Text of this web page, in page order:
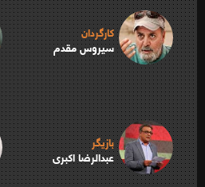
کارگردان
سیروس مقدم
بازیگر
عبدالرضا اکبری